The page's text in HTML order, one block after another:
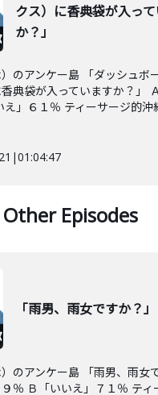
クス）に香典袋が入っ
か？」
のアンケー島 「ダッシュボ
典袋が入っていますか？」
え」６１％ ティーサージ的沖
|01:04:47
Other Episodes
「雨男、雨女ですか？」
のアンケー島 「雨男、雨女
％ Ｂ「いいえ」７１％ ティ